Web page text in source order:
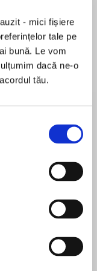
- mici fișiere
tale pe
bună. Le vom
dacă ne-o
tău.
of SORRY
of people
or madness?
could have
to focus
in 1967 and